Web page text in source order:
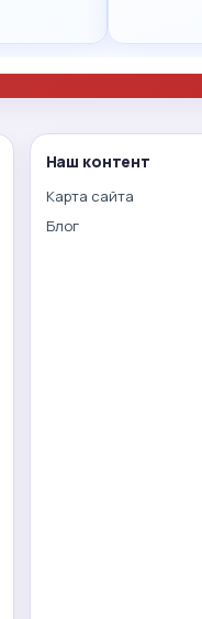
Наш контент
Карта сайта
Блог